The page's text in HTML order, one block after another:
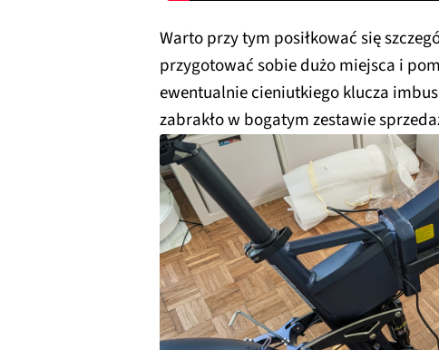
Warto przy tym posiłkować się
przygotować sobie dużo miejsca i
ewentualnie cieniutkiego klucza
zabrakło w bogatym zestawie